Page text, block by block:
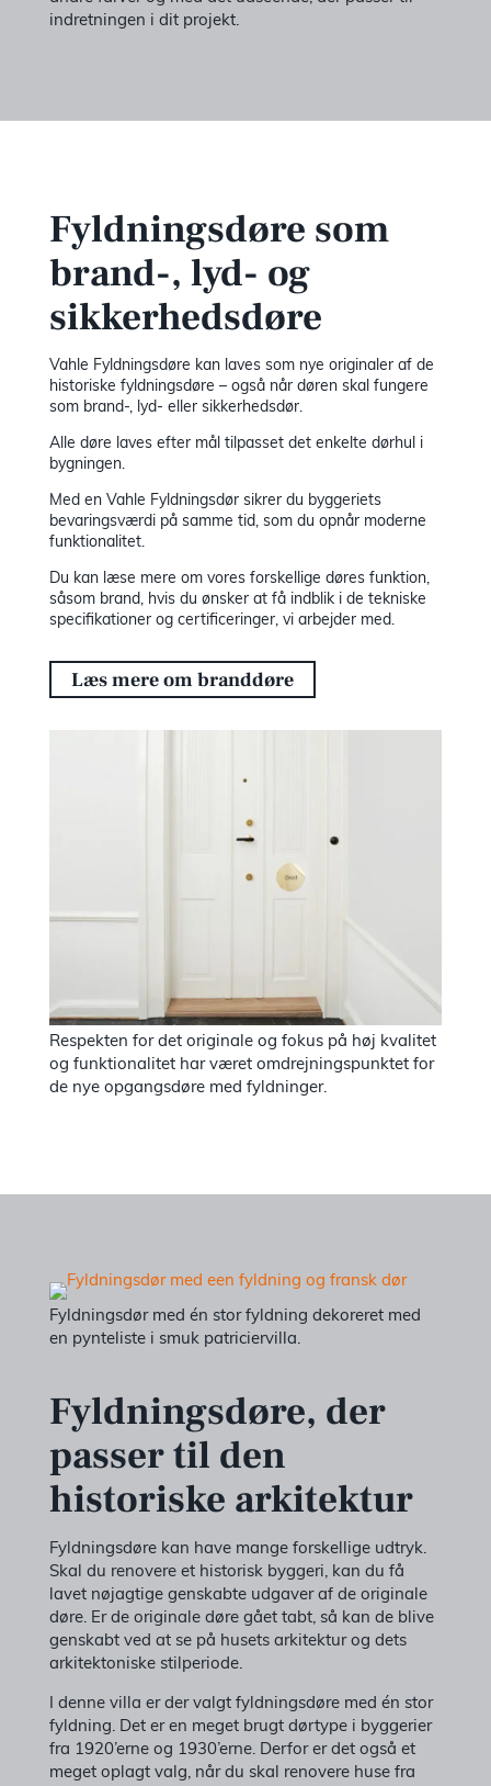
indretningen i dit projekt.
Fyldningsdøre som
brand-, lyd- og
sikkerhedsdøre
Vahle Fyldningsdøre kan laves som nye originaler af de
historiske fyldningsdøre – også når døren skal fungere
som brand-, lyd- eller sikkerhedsdør.
Alle døre laves efter mål tilpasset det enkelte dørhul i
bygningen.
Med en Vahle Fyldningsdør sikrer du byggeriets
bevaringsværdi på samme tid, som du opnår moderne
funktionalitet.
Du kan læse mere om vores forskellige døres funktion,
såsom brand, hvis du ønsker at få indblik i de tekniske
specifikationer og certificeringer, vi arbejder med.
Læs mere om branddøre
Respekten for det originale og fokus på høj kvalitet
og funktionalitet har været omdrejningspunktet for
de nye opgangsdøre med fyldninger.
Fyldningsdør med én stor fyldning dekoreret med
en pynteliste i smuk patriciervilla.
Fyldningsdøre, der
passer til den
historiske arkitektur
Fyldningsdøre kan have mange forskellige udtryk.
Skal du renovere et historisk byggeri, kan du få
lavet nøjagtige genskabte udgaver af de originale
døre. Er de originale døre gået tabt, så kan de blive
genskabt ved at se på husets arkitektur og dets
arkitektoniske stilperiode.
I denne villa er der valgt fyldningsdøre med én stor
fyldning. Det er en meget brugt dørtype i byggerier
fra 1920’erne og 1930’erne. Derfor er det også et
meget oplagt valg, når du skal renovere huse fra